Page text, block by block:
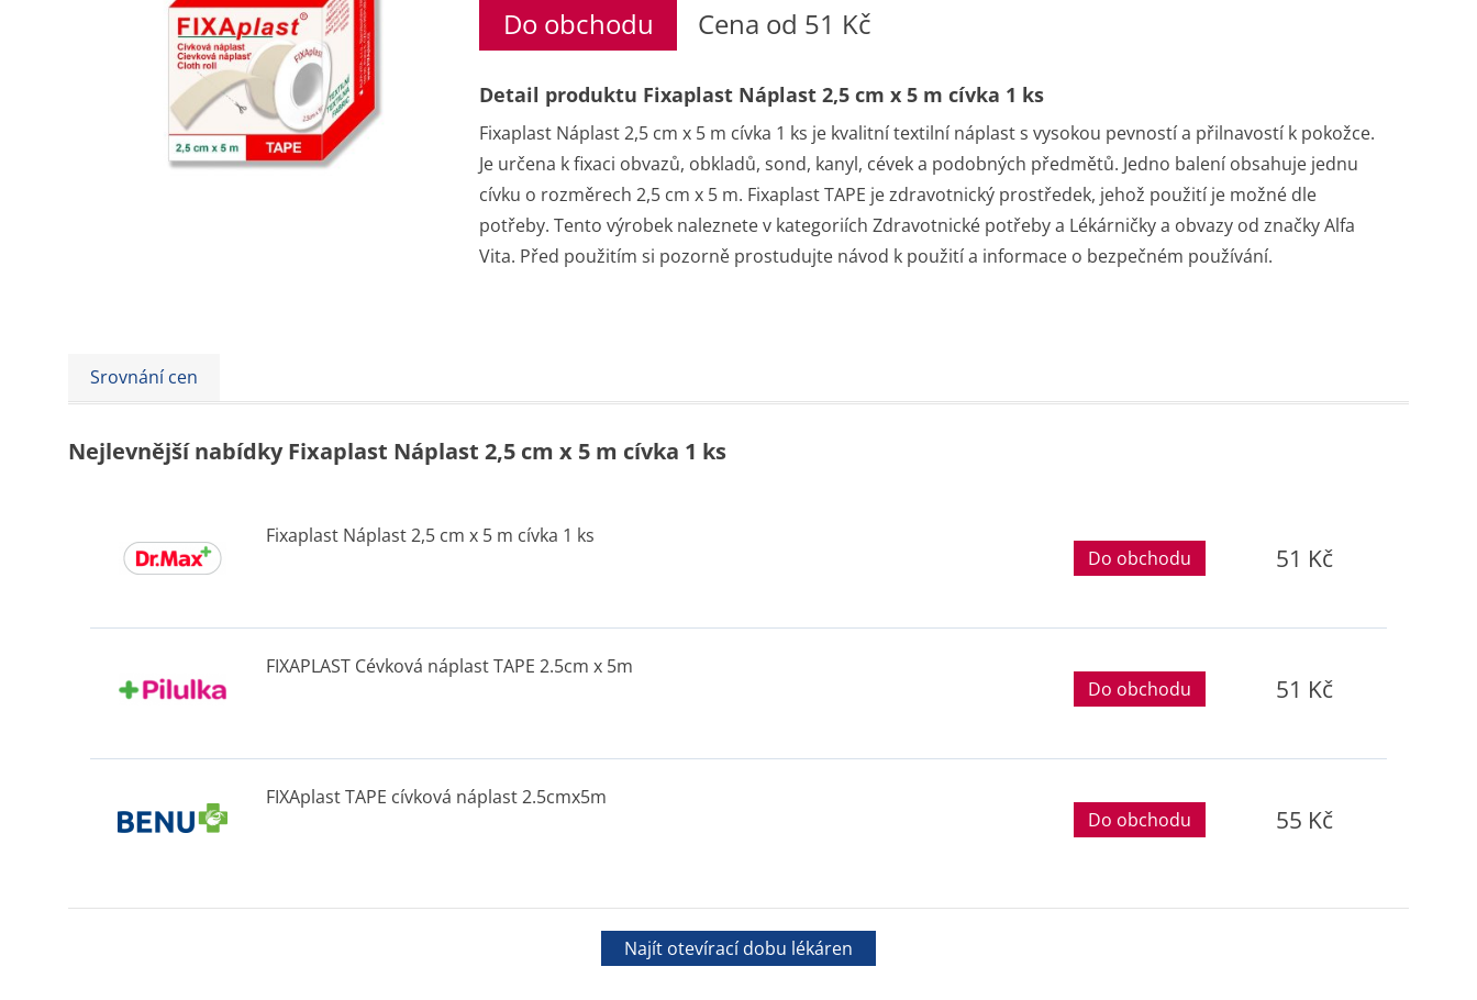
Do obchodu Cena od 51 Kč
Detail produktu Fixaplast Náplast 2,5 cm x 5 m cívka 1 ks
Fixaplast Náplast 2,5 cm x 5 m cívka 1 ks je kvalitní textilní náplast s vysokou pevností a přilnavostí k pokožce.
Je určena k fixaci obvazů, obkladů, sond, kanyl, cévek a podobných předmětů. Jedno balení obsahuje jednu
cívku o rozměrech 2,5 cm x 5 m. Fixaplast TAPE je zdravotnický prostředek, jehož použití je možné dle
potřeby. Tento výrobek naleznete v kategoriích Zdravotnické potřeby a Lékárničky a obvazy od značky Alfa
Vita. Před použitím si pozorně prostudujte návod k použití a informace o bezpečném používání.
Srovnání cen
Nejlevnější nabídky Fixaplast Náplast 2,5 cm x 5 m cívka 1 ks
Fixaplast Náplast 2,5 cm x 5 m cívka 1 ks
Do obchodu
51 Kč
FIXAPLAST Cévková náplast TAPE 2.5cm x 5m
Do obchodu
51 Kč
FIXAplast TAPE cívková náplast 2.5cmx5m
Do obchodu
55 Kč
Najít otevírací dobu lékáren